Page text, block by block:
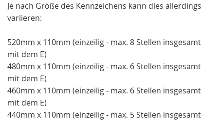
Je nach Größe des Kennzeichens kann dies allerdings
variieren:
520mm x 110mm (einzeilig - max. 8 Stellen insgesamt
mit dem E)
480mm x 110mm (einzeilig - max. 6 Stellen insgesamt
mit dem E)
460mm x 110mm (einzeilig - max. 6 Stellen insgesamt
mit dem E)
440mm x 110mm (einzeilig - max. 5 Stellen insgesamt